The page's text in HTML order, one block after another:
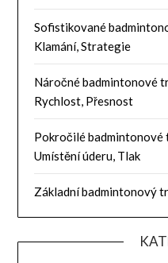
Sofistikované
Klamání, Strategie
Náročné badmintonové
Rychlost, Přesnost
Pokročilé badmintonové
Umístění úderu, Tlak
Základní badmintonový